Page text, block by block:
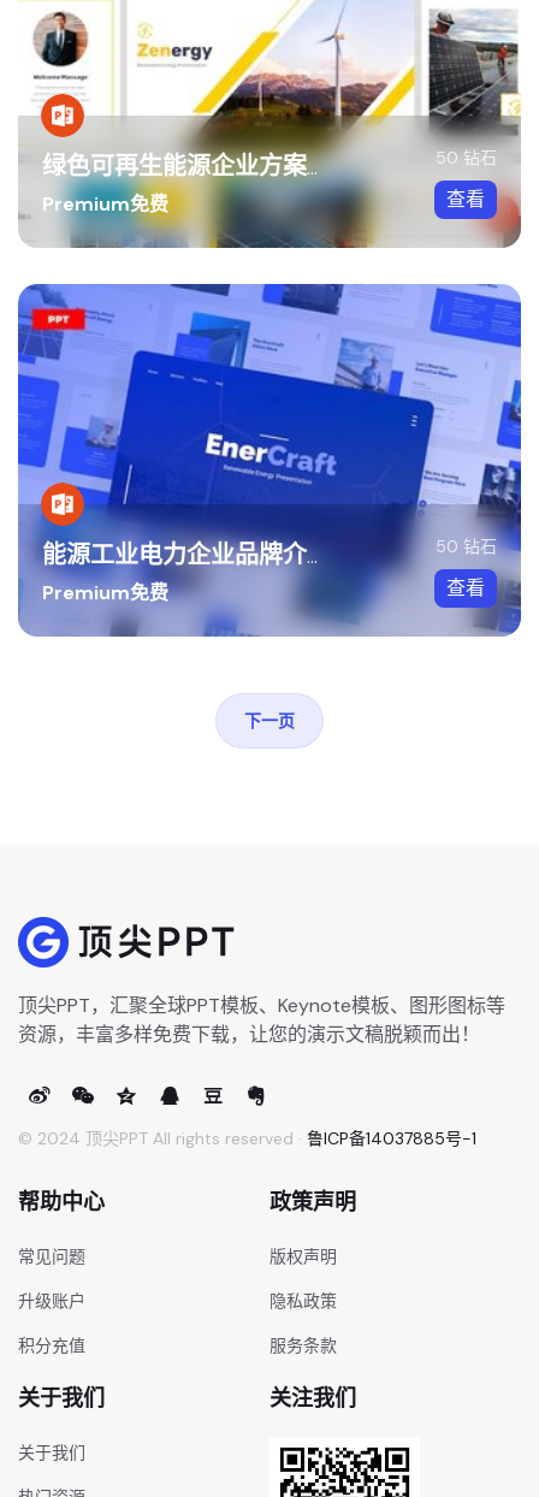
绿色可再生能源企业方案PPT模板
Premium免费
50 钻石
查看
能源工业电力企业品牌介绍PPT模板
Premium免费
50 钻石
查看
下一页
顶尖PPT，汇聚全球PPT模板、Keynote模板、图形图标等
资源，丰富多样免费下载，让您的演示文稿脱颖而出！
© 2024 顶尖PPT All rights reserved · 鲁ICP备14037885号-1
帮助中心
常见问题
升级账户
积分充值
政策声明
版权声明
隐私政策
服务条款
关于我们
关于我们
关注我们